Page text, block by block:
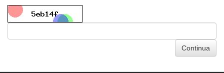
Continua